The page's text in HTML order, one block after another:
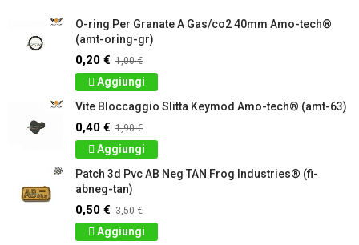
O-ring Per Granate A Gas/co2 40mm Amo-tech®
(amt-oring-gr)
0,20 € 1,00 €
Aggiungi
Vite Bloccaggio Slitta Keymod Amo-tech® (amt-63)
0,40 € 1,90 €
Aggiungi
Patch 3d Pvc AB Neg TAN Frog Industries® (fi-
abneg-tan)
0,50 € 3,50 €
Aggiungi